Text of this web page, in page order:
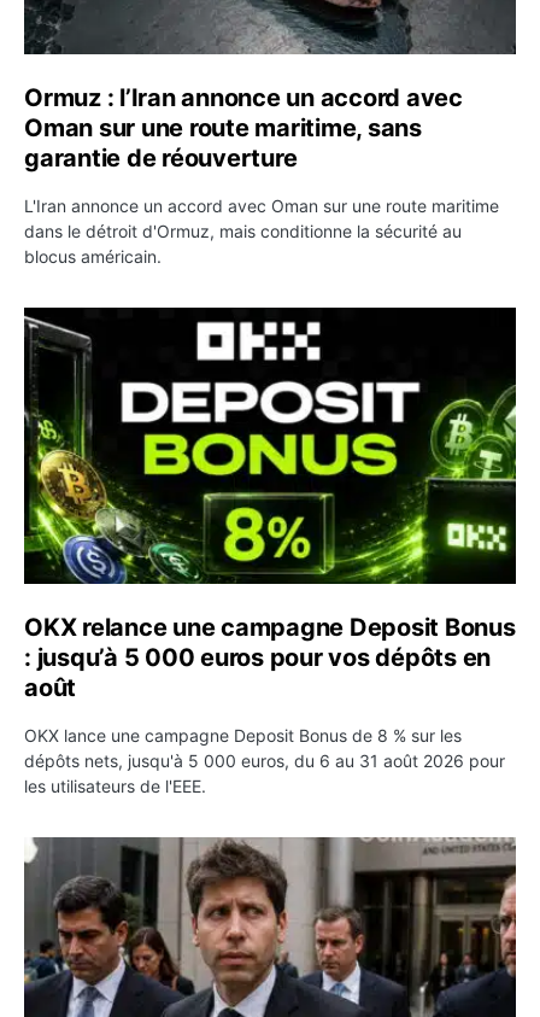
Ormuz : l’Iran annonce un accord avec
Oman sur une route maritime, sans
garantie de réouverture
L'Iran annonce un accord avec Oman sur une route maritime
dans le détroit d'Ormuz, mais conditionne la sécurité au
blocus américain.
OKX relance une campagne Deposit Bonus : jusqu’à 5
OKX relance une campagne Deposit Bonus
: jusqu’à 5 000 euros pour vos dépôts en
août
OKX lance une campagne Deposit Bonus de 8 % sur les
dépôts nets, jusqu'à 5 000 euros, du 6 au 31 août 2026 pour
les utilisateurs de l'EEE.
OpenAI demande le rejet de la plainte d’Apple et